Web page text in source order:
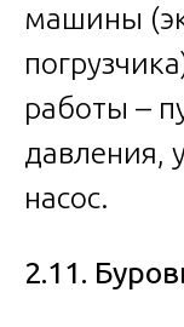
машины
работы –
давления,
насос.
2.11.